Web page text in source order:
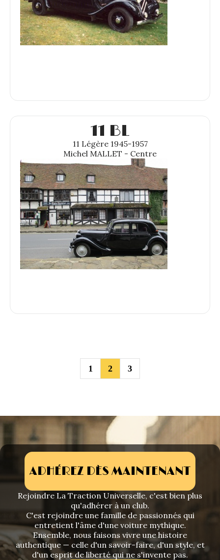
11 BL
11 Légère 1945-1957
Michel MALLET - Centre
1 2 3
ADHÉREZ DÈS MAINTENANT
Rejoindre La Traction Universelle, c'est bien plus
qu'adhérer à un club.
C'est rejoindre une famille de passionnés qui
entretient l'âme d'une voiture mythique.
Ensemble, nous faisons vivre une histoire
authentique — celle d'un savoir-faire, d'un style, et
d'un esprit de liberté qui ne s'invente pas.